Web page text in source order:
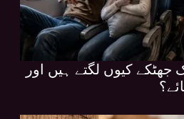
جھٹکے کیوں لگتے ہیں اور